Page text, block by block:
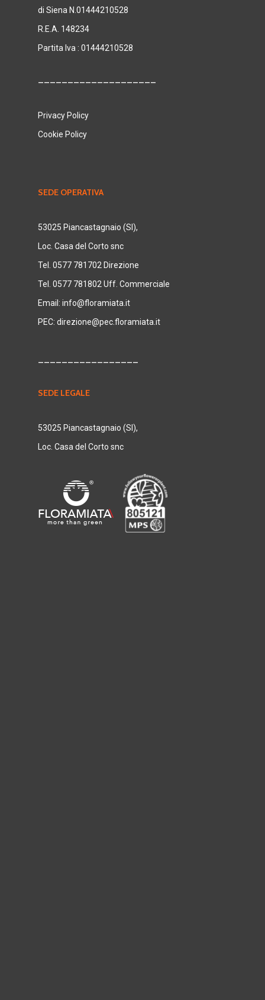
di Siena N.01444210528
R.E.A. 148234
Partita Iva : 01444210528
Privacy Policy
Cookie Policy
SEDE OPERATIVA
53025 Piancastagnaio (SI),
Loc. Casa del Corto snc
Tel. 0577 781702 Direzione
Tel. 0577 781802 Uff. Commerciale
Email: info@floramiata.it
PEC: direzione@pec.floramiata.it
SEDE LEGALE
53025 Piancastagnaio (SI),
Loc. Casa del Corto snc